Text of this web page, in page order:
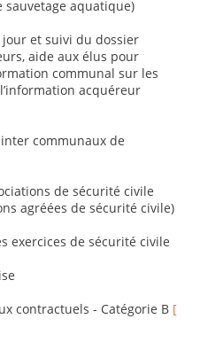
aquatique)
et suivi du dossier
aide aux élus pour
communal sur les
acquéreur
communaux de
de sécurité civile
agréées de sécurité civile)
exercices de sécurité civile
contractuels - Catégorie B [